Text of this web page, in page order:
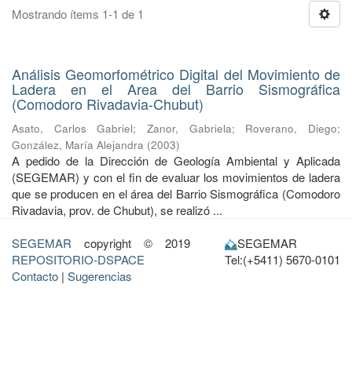
Mostrando ítems 1-1 de 1
Análisis Geomorfométrico Digital del Movimiento de
Ladera en el Area del Barrio Sismográfica
(Comodoro Rivadavia-Chubut)
Asato, Carlos Gabriel;Zanor, Gabriela; Roverano, Diego;
González, María Alejandra (2003)
A pedido de la Dirección de Geología Ambiental y Aplicada
(SEGEMAR) y con el fin de evaluar los movimientos de ladera
que se producen en el área del Barrio Sismográfica (Comodoro
Rivadavia, prov. de Chubut), se realizó ...
SEGEMAR copyright © 2019
REPOSITORIO-DSPACE
Contacto | Sugerencias
SEGEMAR
Tel:(+5411) 5670-0101